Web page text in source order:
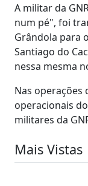
A militar da
num pé", foi
Grândola para
Santiago do
nessa mesma
Nas operações
operacionais
militares da
Mais Vistas